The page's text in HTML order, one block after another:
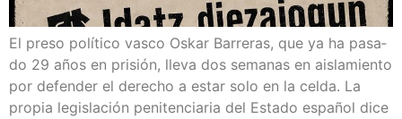
El pre­so polí­ti­co vas­co Oskar Barre­ras, que ya ha pasa­
do 29 años en pri­sión, lle­va dos sema­nas en ais­la­mien­to
por defen­der el dere­cho a estar solo en la cel­da. La
pro­pia legis­la­ción peni­ten­cia­ria del Esta­do espa­ñol dice